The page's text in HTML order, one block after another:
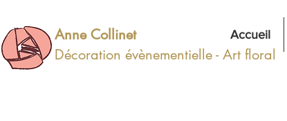
Accueil
Anne Collinet
Décoration évènementielle - Art floral